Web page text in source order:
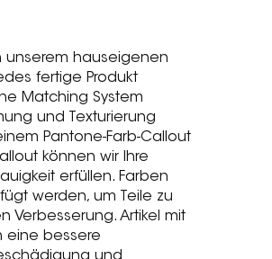
unserem hauseigenen
fertige Produkt
Matching System
und Texturierung
Pantone-Farb-Callout
können wir Ihre
erfüllen. Farben
werden, um Teile zu
Verbesserung. Artikel mit
eine bessere
und